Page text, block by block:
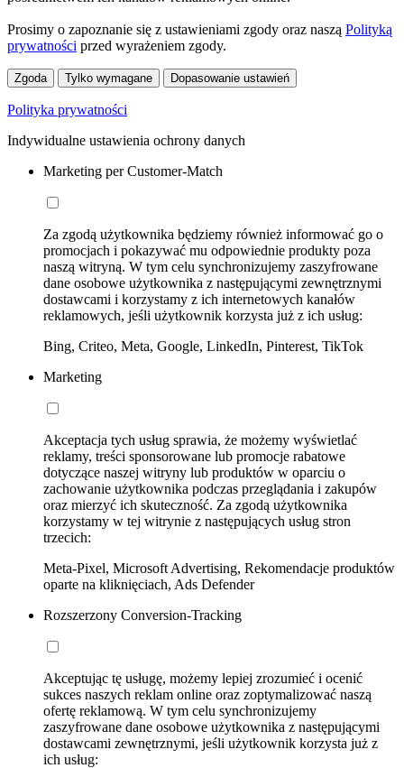
Prosimy o zapoznanie się z ustawieniami zgody oraz naszą Polityką
prywatności przed wyrażeniem zgody.
Zgoda Tylko wymagane Dopasowanie ustawień
Polityka prywatności
Indywidualne ustawienia ochrony danych
Marketing per Customer-Match
Za zgodą użytkownika będziemy również informować go o
promocjach i pokazywać mu odpowiednie produkty poza
naszą witryną. W tym celu synchronizujemy zaszyfrowane
dane osobowe użytkownika z następującymi zewnętrznymi
dostawcami i korzystamy z ich internetowych kanałów
reklamowych, jeśli użytkownik korzysta już z ich usług:
Bing, Criteo, Meta, Google, LinkedIn, Pinterest, TikTok
Marketing
Akceptacja tych usług sprawia, że możemy wyświetlać
reklamy, treści sponsorowane lub promocje rabatowe
dotyczące naszej witryny lub produktów w oparciu o
zachowanie użytkownika podczas przeglądania i zakupów
oraz mierzyć ich skuteczność. Za zgodą użytkownika
korzystamy w tej witrynie z następujących usług stron
trzecich:
Meta-Pixel, Microsoft Advertising, Rekomendacje produktów
oparte na kliknięciach, Ads Defender
Rozszerzony Conversion-Tracking
Akceptując tę usługę, możemy lepiej zrozumieć i ocenić
sukces naszych reklam online oraz zoptymalizować naszą
ofertę reklamową. W tym celu synchronizujemy
zaszyfrowane dane osobowe użytkownika z następującymi
dostawcami zewnętrznymi, jeśli użytkownik korzysta już z
ich usług: